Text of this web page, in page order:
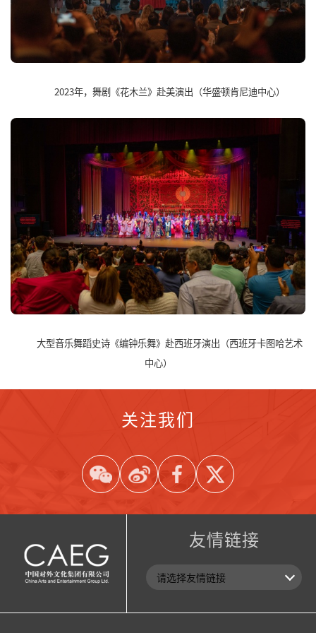
2023年，舞剧《花木兰》赴美演出（华盛顿肯尼迪中心）
大型音乐舞蹈史诗《编钟乐舞》赴西班牙演出（西班牙卡图哈艺术
中心）
关注我们
友情链接